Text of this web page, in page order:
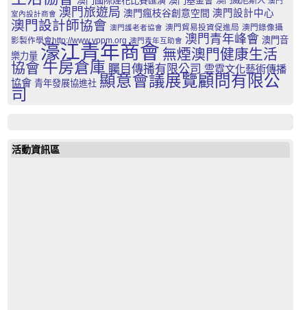
室內設計商會 澳門旅遊局 澳門瘋枝谷創意空間 澳門設計中心
澳門設計師協會 澳門護老者協會 澳門貿易投資促進局 澳門錄像攝
影製作學會http://www.vppm.org 澳門青年互助會 澳門青年峰會 澳門音
樂力量 濠江青年商會 無煙澳門健康生活
協會 牛房倉庫 矚目傳播有限公司 雲霓文化藝術傳播
協會 青年發展協進社 顯意會議展覽顧問有限公
司
活動資訊區